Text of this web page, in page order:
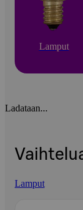
Lamput
Ladataan...
Lamput